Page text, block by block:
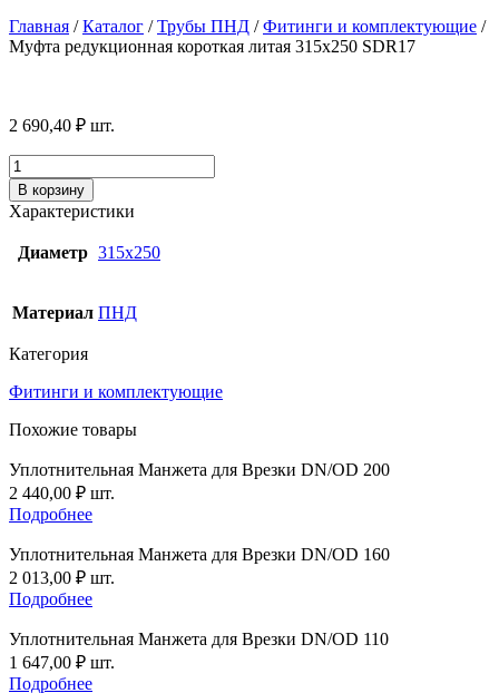
Главная /Каталог /Трубы ПНД /Фитинги и комплектующие /
Муфта редукционная короткая литая 315х250 SDR17
2 690,40 ₽ шт.
Количество
товара
Муфта
редукционная
короткая
литая
SDR17
В корзину
Характеристики
Диаметр 315х250
Материал ПНД
Категория
Фитинги и комплектующие
Похожие товары
Уплотнительная Манжета для Врезки DN/OD 200
2 440,00 ₽ шт.
Подробнее
Уплотнительная Манжета для Врезки DN/OD 160
2 013,00 ₽ шт.
Подробнее
Уплотнительная Манжета для Врезки DN/OD 110
1 647,00 ₽ шт.
Подробнее